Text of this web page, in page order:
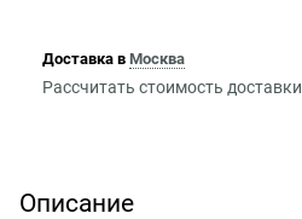
Доставка в Москва
Рассчитать стоимость доставки
Описание